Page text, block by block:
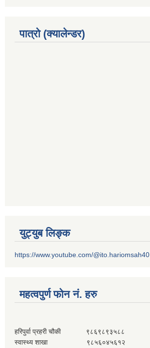
पात्रो (क्यालेन्डर)
युट्युब लिङ्क
https://www.youtube.com/@ito.hariomsah40
महत्वपुर्ण फोन नं. हरु
हरिपुर्वा प्रहरी चौकी ९८६९८९३५८८
स्वास्थ्य शाखा ९८५६०४५६१२